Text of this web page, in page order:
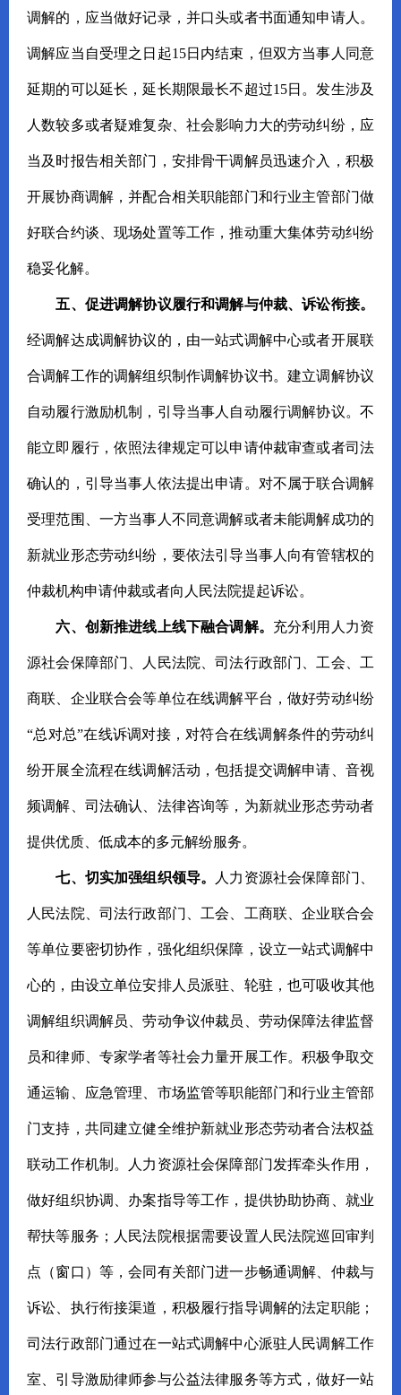
调解的，应当做好记录，并口头或者书面通知申请人。
调解应当自受理之日起15日内结束，但双方当事人同意
延期的可以延长，延长期限最长不超过15日。发生涉及
人数较多或者疑难复杂、社会影响力大的劳动纠纷，应
当及时报告相关部门，安排骨干调解员迅速介入，积极
开展协商调解，并配合相关职能部门和行业主管部门做
好联合约谈、现场处置等工作，推动重大集体劳动纠纷
稳妥化解。
五、促进调解协议履行和调解与仲裁、诉讼衔接。
经调解达成调解协议的，由一站式调解中心或者开展联
合调解工作的调解组织制作调解协议书。建立调解协议
自动履行激励机制，引导当事人自动履行调解协议。不
能立即履行，依照法律规定可以申请仲裁审查或者司法
确认的，引导当事人依法提出申请。对不属于联合调解
受理范围、一方当事人不同意调解或者未能调解成功的
新就业形态劳动纠纷，要依法引导当事人向有管辖权的
仲裁机构申请仲裁或者向人民法院提起诉讼。
六、创新推进线上线下融合调解。 充分利用人力资
源社会保障部门、人民法院、司法行政部门、工会、工
商联、企业联合会等单位在线调解平台，做好劳动纠纷
“总对总”在线诉调对接，对符合在线调解条件的劳动纠
纷开展全流程在线调解活动，包括提交调解申请、音视
频调解、司法确认、法律咨询等，为新就业形态劳动者
提供优质、低成本的多元解纷服务。
七、切实加强组织领导。 人力资源社会保障部门、
人民法院、司法行政部门、工会、工商联、企业联合会
等单位要密切协作，强化组织保障，设立一站式调解中
心的，由设立单位安排人员派驻、轮驻，也可吸收其他
调解组织调解员、劳动争议仲裁员、劳动保障法律监督
员和律师、专家学者等社会力量开展工作。积极争取交
通运输、应急管理、市场监管等职能部门和行业主管部
门支持，共同建立健全维护新就业形态劳动者合法权益
联动工作机制。人力资源社会保障部门发挥牵头作用，
做好组织协调、办案指导等工作，提供协助协商、就业
帮扶等服务；人民法院根据需要设置人民法院巡回审判
点（窗口）等，会同有关部门进一步畅通调解、仲裁与
诉讼、执行衔接渠道，积极履行指导调解的法定职能；
司法行政部门通过在一站式调解中心派驻人民调解工作
室、引导激励律师参与公益法律服务等方式，做好一站